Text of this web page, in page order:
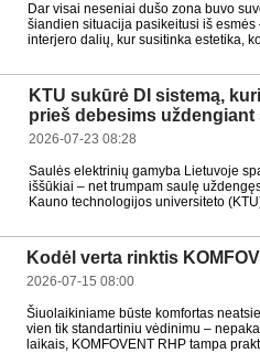
Dar visai neseniai dušo zona buvo
šiandien situacija pasikeitusi iš
interjero dalių, kur susitinka estetika,
KTU sukūrė DI sistemą,
prieš debesims uždengiant
2026-07-23 08:28
Saulės elektrinių gamyba Lietuvoje
iššūkiai – net trumpam saulę
Kauno technologijos universiteto
Kodėl verta rinktis
2026-07-15 08:00
Šiuolaikiniame būste komfortas
vien tik standartiniu vėdinimu –
laikais, KOMFOVENT RHP tampa